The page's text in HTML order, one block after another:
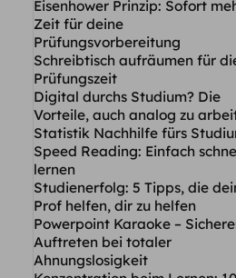
Eisenhower Prinzip: Sofort
Zeit für deine
Prüfungsvorbereitung
Schreibtisch aufräumen für
Prüfungszeit
Digital durchs Studium? Die
Vorteile, auch analog zu
Statistik Nachhilfe fürs
Speed Reading: Einfach
lernen
Studienerfolg: 5 Tipps, die
Prof helfen, dir zu helfen
Powerpoint Karaoke –
Auftreten bei totaler
Ahnungslosigkeit